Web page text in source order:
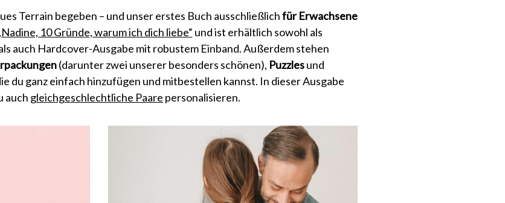
Terrain begeben – und unser erstes Buch ausschließlichfür Erwachsene
10 Gründe, warum ich dich liebe“ und ist erhältlich sowohl als
auch Hardcover-Ausgabe mit robustem Einband. Außerdem stehen
(darunter zwei unserer besonders schönen), Puzzlesund
du ganz einfach hinzufügen und mitbestellen kannst. In dieser Ausgabe
auch gleichgeschlechtliche Paare personalisieren.